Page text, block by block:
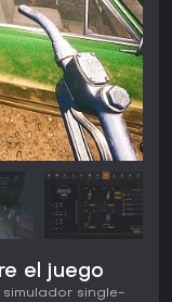
el juego
single-